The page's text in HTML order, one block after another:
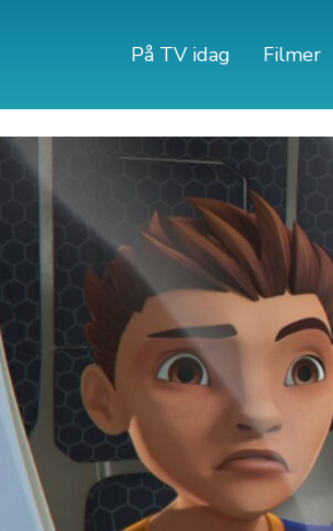
På TV idag Filmer